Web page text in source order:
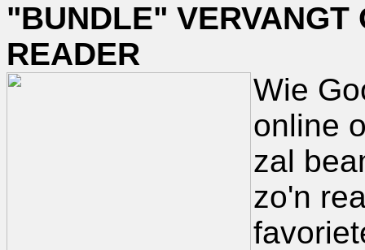
"BUNDLE" VERVANGT
READER
Wie
online
zal
zo'n